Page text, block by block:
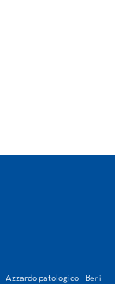
Azzardo patologico Beni